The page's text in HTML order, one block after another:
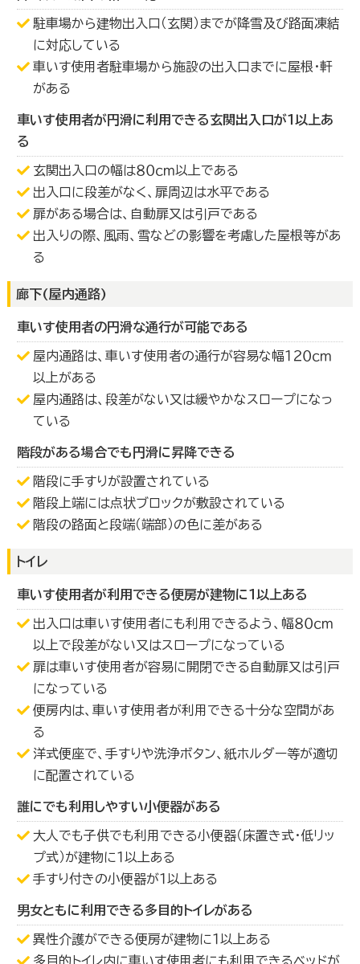
駐車場から建物出入口（玄関）までが降雪及び路面凍結
に対応している
車いす使用者駐車場から施設の出入口までに屋根・軒
がある
車いす使用者が円滑に利用できる玄関出入口が１以上あ
る
玄関出入口の幅は８０ｃｍ以上である
出入口に段差がなく、扉周辺は水平である
扉がある場合は、自動扉又は引戸である
出入りの際、風雨、雪などの影響を考慮した屋根等があ
る
廊下(屋内通路)
車いす使用者の円滑な通行が可能である
屋内通路は、車いす使用者の通行が容易な幅１２０ｃｍ
以上がある
屋内通路は、段差がない又は緩やかなスロープになっ
ている
階段がある場合でも円滑に昇降できる
階段に手すりが設置されている
階段上端には点状ブロックが敷設されている
階段の路面と段端（端部）の色に差がある
トイレ
車いす使用者が利用できる便房が建物に１以上ある
出入口は車いす使用者にも利用できるよう、幅８０ｃｍ
以上で段差がない又はスロープになっている
扉は車いす使用者が容易に開閉できる自動扉又は引戸
になっている
便房内は、車いす使用者が利用できる十分な空間があ
る
洋式便座で、手すりや洗浄ボタン、紙ホルダー等が適切
に配置されている
誰にでも利用しやすい小便器がある
大人でも子供でも利用できる小便器（床置き式・低リッ
プ式）が建物に１以上ある
手すり付きの小便器が１以上ある
男女ともに利用できる多目的トイレがある
異性介護ができる便房が建物に１以上ある
多目的トイレ内に車いす使用者にも利用できるベッドが